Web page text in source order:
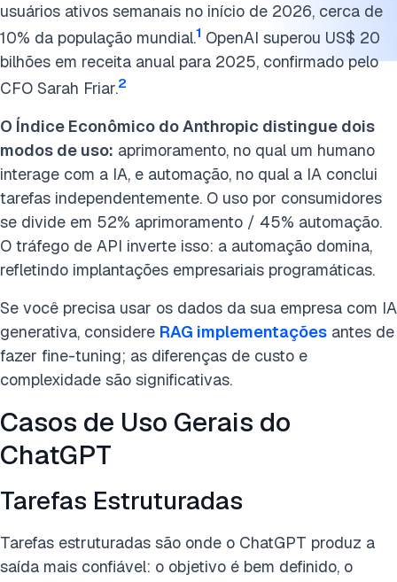
usuários ativos semanais no início de 2026, cerca de
10% da população mundial.1 OpenAI superou US$ 20
bilhões em receita anual para 2025, confirmado pelo
CFO Sarah Friar.2
O Índice Econômico do Anthropic distingue dois
modos de uso: aprimoramento, no qual um humano
interage com a IA, e automação, no qual a IA conclui
tarefas independentemente. O uso por consumidores
se divide em 52% aprimoramento / 45% automação.
O tráfego de API inverte isso: a automação domina,
refletindo implantações empresariais programáticas.
Se você precisa usar os dados da sua empresa com IA
generativa, considere RAG implementações antes de
fazer fine-tuning; as diferenças de custo e
complexidade são significativas.
Casos de Uso Gerais do
ChatGPT
Tarefas Estruturadas
Tarefas estruturadas são onde o ChatGPT produz a
saída mais confiável: o objetivo é bem definido, o
Conclusão
Cite esta pesquisa